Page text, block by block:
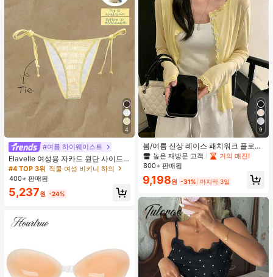
4
#여름 하이웨이스트
Elavelle 여성용 자카드 원단 사이드
타이 비키니 하의, 봄/여름
#4 TOP 3위 직물 여성 비키니 하의
400+ 판매됨
5,237원 -24%
9
봄/여름 신상 레이스 패치워크 플로럴
트림 소프트 니트 가디건 경량 재킷 탑
여성용, 코티지코어 옐로우
높은 재방문 고객
거의 매진!
800+ 판매됨
9,198원 -31% 마지막 3일